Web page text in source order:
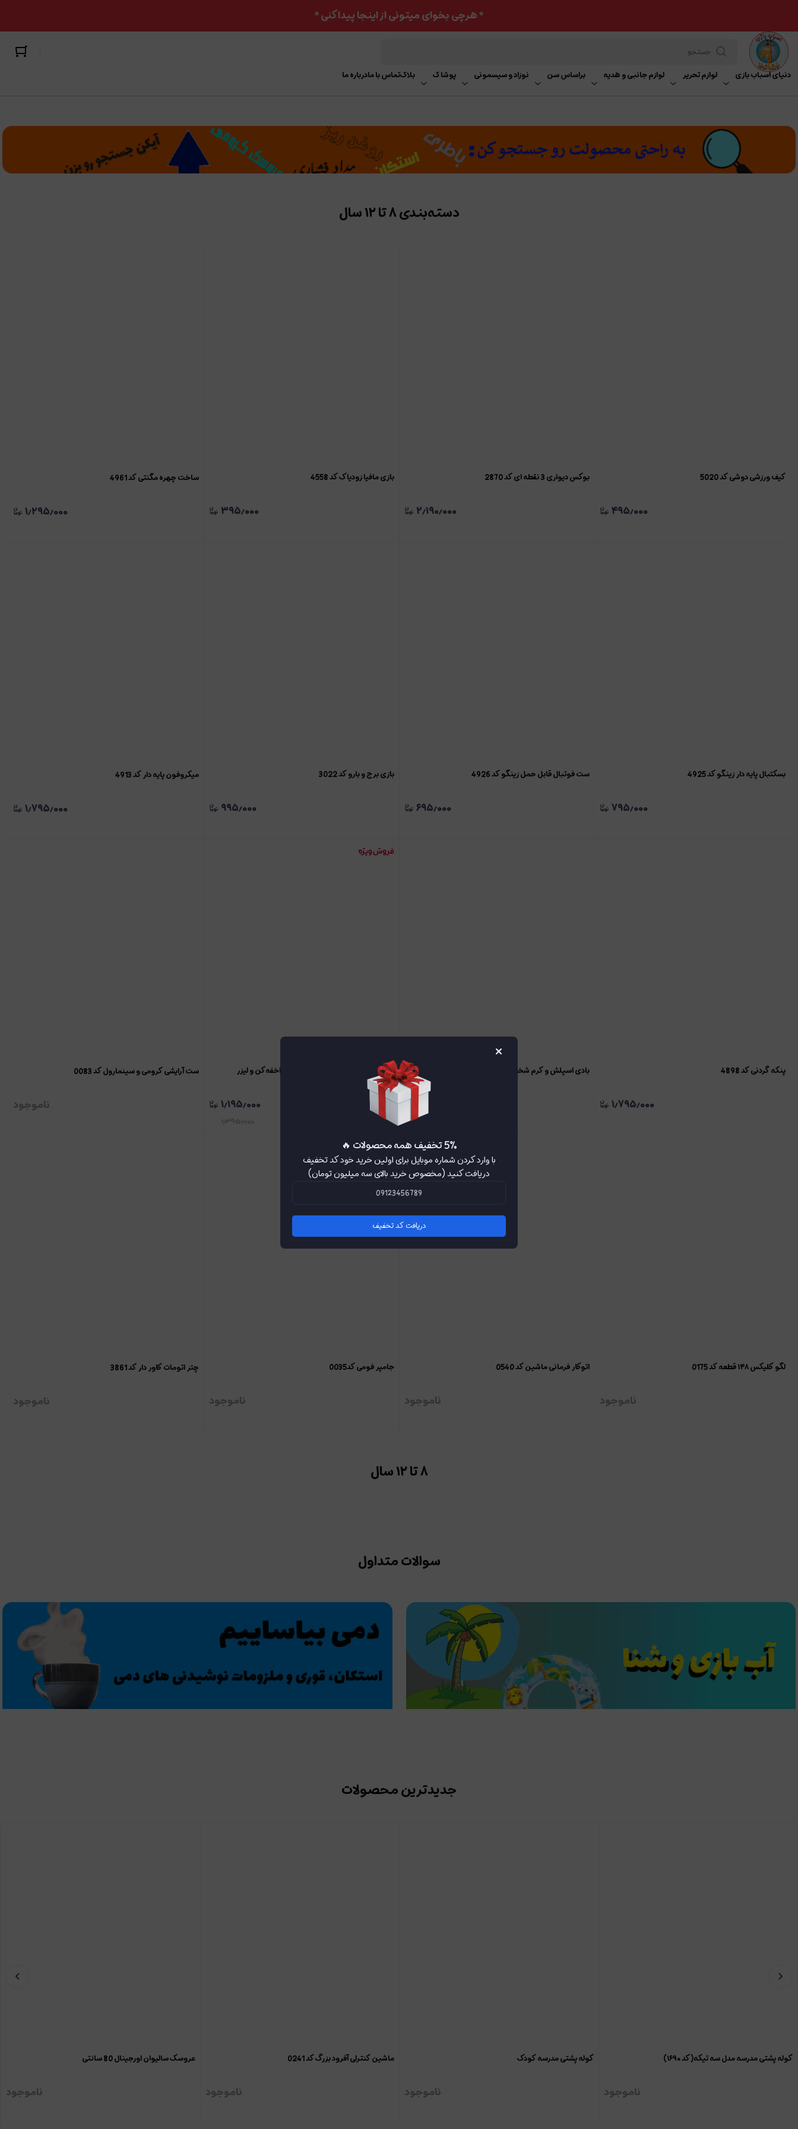
* هرچی بخوای میتونی از اینجا پیدا کنی *
دنیای اسباب بازی لوازم تحریر لوازم جانبی و هدیه براساس سن نوزاد و سیسمونی پوشاک بلاگتماس با مادرباره ما
دسته‌بندی ۸ تا ۱۲ سال
کیف ورزشی دوشی کد 5020
۴۹۵٫۰۰۰
بوکس دیواری 3 نقطه ای کد 2870
۲٫۱۹۰٫۰۰۰
بازی مافیا زودیاک کد 4558
۳۹۵٫۰۰۰
ساخت چهره مگنتی کد 4961
۱٫۲۹۵٫۰۰۰
بسکتبال پایه دار زینگو کد 4925
۷۹۵٫۰۰۰
ست فوتبال قابل حمل زینگو کد 4926
۶۹۵٫۰۰۰
بازی برج و بارو کد 3022
۹۹۵٫۰۰۰
میکروفون پایه دار کد 4913
۱٫۷۹۵٫۰۰۰
پنکه گردنی کد 4898
۱٫۷۹۵٫۰۰۰
بادی اسپلش و کرم شخصیتی کد 4684
۴۲۵٫۰۰۰
تفنگ کلت اسباب‌بازی P180-2 با صداخفه‌کن و لیزر
٪ ۱٫۱۹۵٫۰۰۰
ست آرایشی کرومی و سینمارول کد 0083
ناموجود
لگو کلیکس ۱۴۸ قطعه کد 0175
ناموجود
اتوکار فرمانی ماشین کد 0540
ناموجود
جامپر فومی کد0035
ناموجود
چتر اتومات کاور دار کد 3861
ناموجود
۸ تا ۱۲ سال
سوالات متداول
جدیدترین محصولات
کوله پشتی مدرسه مدل سه تیکه(کد ۱۶۹۰)
ناموجود
کوله پشتی مدرسه کودک
ناموجود
ماشین کنترلی آفرود بزرگ کد 0241
ناموجود
عروسک سالیوان اورجینال 80 سانتی
ناموجود
×
5٪ تخفیف همه محصولات 🔥
با وارد کردن شماره موبایل برای اولین خرید خود کد تخفیف
دریافت کنید (مخصوص خرید بالای سه میلیون تومان)
دریافت کد تخفیف